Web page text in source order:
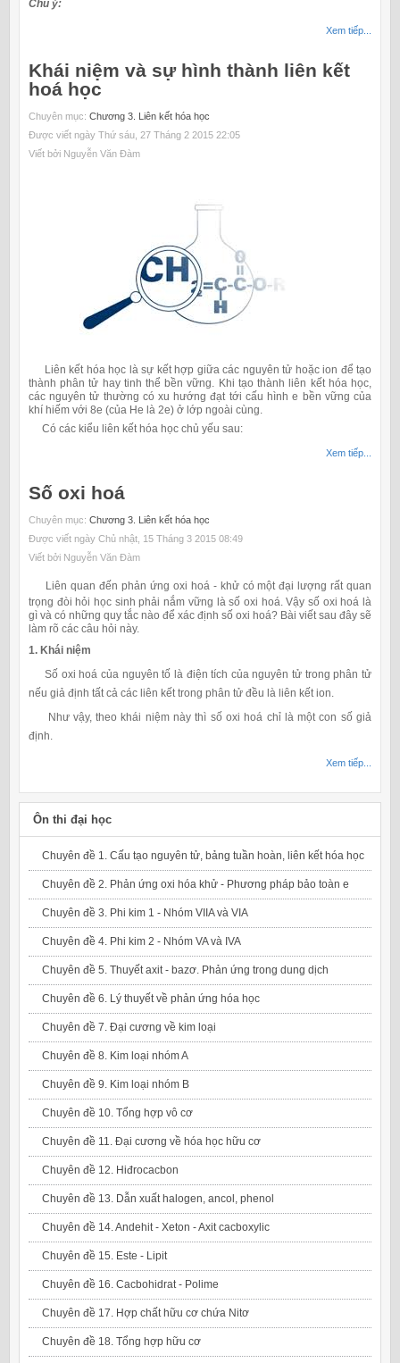
Chú ý:
Xem tiếp...
Khái niệm và sự hình thành liên kết
hoá học
Chuyên mục: Chương 3. Liên kết hóa học
Được viết ngày Thứ sáu, 27 Tháng 2 2015 22:05
Viết bởi Nguyễn Văn Đàm
Liên kết hóa học là sự kết hợp giữa các nguyên tử hoặc ion để tạo
thành phân tử hay tinh thể bền vững. Khi tạo thành liên kết hóa học,
các nguyên tử thường có xu hướng đạt tới cấu hình e bền vững của
khí hiếm với 8e (của He là 2e) ở lớp ngoài cùng.
Có các kiểu liên kết hóa học chủ yếu sau:
Xem tiếp...
Số oxi hoá
Chuyên mục: Chương 3. Liên kết hóa học
Được viết ngày Chủ nhật, 15 Tháng 3 2015 08:49
Viết bởi Nguyễn Văn Đàm
Liên quan đến phản ứng oxi hoá - khử có một đại lượng rất quan
trọng đòi hỏi học sinh phải nắm vững là số oxi hoá. Vậy số oxi hoá là
gì và có những quy tắc nào để xác định số oxi hoá? Bài viết sau đây sẽ
làm rõ các câu hỏi này.
1. Khái niệm
Số oxi hoá của nguyên tố là điện tích của nguyên tử trong phân tử
nếu giả định tất cả các liên kết trong phân tử đều là liên kết ion.
Như vậy, theo khái niệm này thì số oxi hoá chỉ là một con số giả
định.
Xem tiếp...
Ôn thi đại học
Chuyên đề 1. Cấu tạo nguyên tử, bảng tuần hoàn, liên kết hóa học
Chuyên đề 2. Phản ứng oxi hóa khử - Phương pháp bảo toàn e
Chuyên đề 3. Phi kim 1 - Nhóm VIIA và VIA
Chuyên đề 4. Phi kim 2 - Nhóm VA và IVA
Chuyên đề 5. Thuyết axit - bazơ. Phản ứng trong dung dịch
Chuyên đề 6. Lý thuyết về phản ứng hóa học
Chuyên đề 7. Đại cương về kim loại
Chuyên đề 8. Kim loại nhóm A
Chuyên đề 9. Kim loại nhóm B
Chuyên đề 10. Tổng hợp vô cơ
Chuyên đề 11. Đại cương về hóa học hữu cơ
Chuyên đề 12. Hiđrocacbon
Chuyên đề 13. Dẫn xuất halogen, ancol, phenol
Chuyên đề 14. Andehit - Xeton - Axit cacboxylic
Chuyên đề 15. Este - Lipit
Chuyên đề 16. Cacbohidrat - Polime
Chuyên đề 17. Hợp chất hữu cơ chứa Nitơ
Chuyên đề 18. Tổng hợp hữu cơ